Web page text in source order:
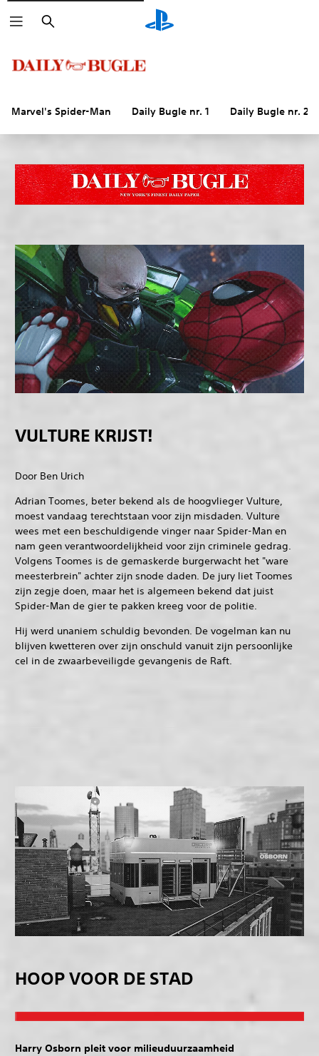
Zoeken
Marvel's Spider-Man Daily Bugle nr. 1 Daily Bugle nr. 2
VULTURE KRIJST!
Door Ben Urich
Adrian Toomes, beter bekend als de hoogvlieger Vulture,
moest vandaag terechtstaan voor zijn misdaden. Vulture
wees met een beschuldigende vinger naar Spider-Man en
nam geen verantwoordelijkheid voor zijn criminele gedrag.
Volgens Toomes is de gemaskerde burgerwacht het "ware
meesterbrein" achter zijn snode daden. De jury liet Toomes
zijn zegje doen, maar het is algemeen bekend dat juist
Spider-Man de gier te pakken kreeg voor de politie.
Hij werd unaniem schuldig bevonden. De vogelman kan nu
blijven kwetteren over zijn onschuld vanuit zijn persoonlijke
cel in de zwaarbeveiligde gevangenis de Raft.
HOOP VOOR DE STAD
Harry Osborn pleit voor milieuduurzaamheid